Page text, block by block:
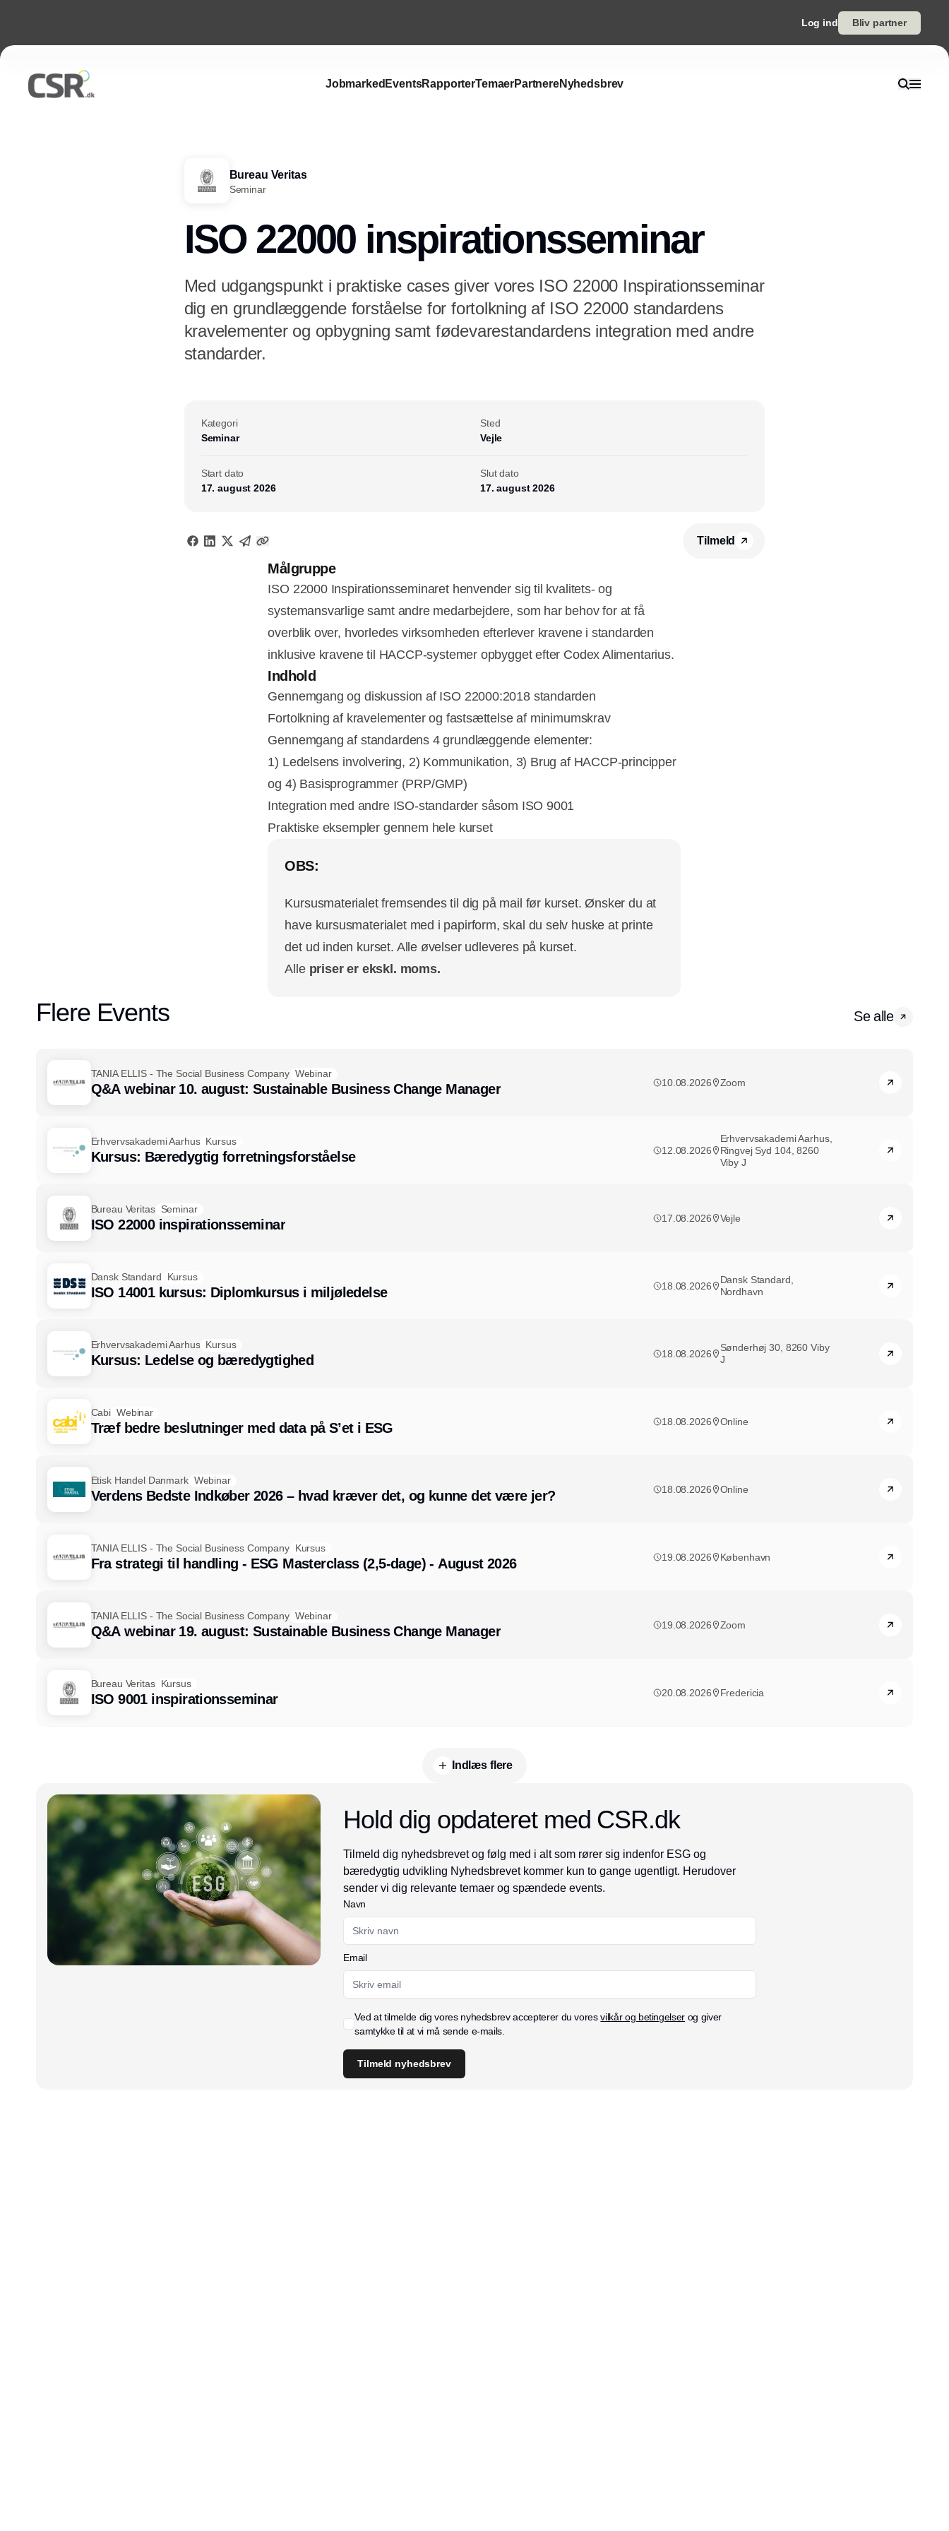
Log ind Bliv partner
Jobmarked EventsRapporterTemaerPartnereNyhedsbrev
Bureau Veritas
Seminar
ISO 22000 inspirationsseminar
Med udgangspunkt i praktiske cases giver vores ISO 22000 Inspirationsseminar
dig en grundlæggende forståelse for fortolkning af ISO 22000 standardens
kravelementer og opbygning samt fødevarestandardens integration med andre
standarder.
Kategori
Seminar
Sted
Vejle
Start dato
17. august 2026
Slut dato
17. august 2026
Tilmeld
Målgruppe
ISO 22000 Inspirationsseminaret henvender sig til kvalitets- og
systemansvarlige samt andre medarbejdere, som har behov for at få
overblik over, hvorledes virksomheden efterlever kravene i standarden
inklusive kravene til HACCP-systemer opbygget efter Codex Alimentarius.
Indhold
Gennemgang og diskussion af ISO 22000:2018 standarden
Fortolkning af kravelementer og fastsættelse af minimumskrav
Gennemgang af standardens 4 grundlæggende elementer:
1) Ledelsens involvering, 2) Kommunikation, 3) Brug af HACCP-principper
og 4) Basisprogrammer (PRP/GMP)
Integration med andre ISO-standarder såsom ISO 9001
Praktiske eksempler gennem hele kurset
OBS:
Kursusmaterialet fremsendes til dig på mail før kurset. Ønsker du at
have kursusmaterialet med i papirform, skal du selv huske at printe
det ud inden kurset. Alle øvelser udleveres på kurset.
Alle priser er ekskl. moms.
Flere Events Se alle
TANIA ELLIS - The Social Business Company Webinar
Q&A webinar 10. august: Sustainable Business Change Manager 10.08.2026 Zoom
Erhvervsakademi Aarhus Kursus
Kursus: Bæredygtig forretningsforståelse 12.08.2026
Erhvervsakademi Aarhus,
Ringvej Syd 104, 8260
Viby J
Bureau Veritas Seminar
ISO 22000 inspirationsseminar 17.08.2026 Vejle
Dansk Standard Kursus
ISO 14001 kursus: Diplomkursus i miljøledelse 18.08.2026
Dansk Standard,
Nordhavn
Erhvervsakademi Aarhus Kursus
Kursus: Ledelse og bæredygtighed 18.08.2026
Sønderhøj 30, 8260 Viby
J
Cabi Webinar
Træf bedre beslutninger med data på S’et i ESG 18.08.2026 Online
Etisk Handel Danmark Webinar
Verdens Bedste Indkøber 2026 – hvad kræver det, og kunne det være jer? 18.08.2026 Online
TANIA ELLIS - The Social Business Company Kursus
Fra strategi til handling - ESG Masterclass (2,5-dage) - August 2026 19.08.2026 København
TANIA ELLIS - The Social Business Company Webinar
Q&A webinar 19. august: Sustainable Business Change Manager 19.08.2026 Zoom
Bureau Veritas Kursus
ISO 9001 inspirationsseminar 20.08.2026 Fredericia
Indlæs flere
Hold dig opdateret med CSR.dk
Tilmeld dig nyhedsbrevet og følg med i alt som rører sig indenfor ESG og
bæredygtig udvikling Nyhedsbrevet kommer kun to gange ugentligt. Herudover
sender vi dig relevante temaer og spændede events.
Navn
Email
Ved at tilmelde dig vores nyhedsbrev accepterer du voresvilkår og betingelser og giver
samtykke til at vi må sende e-mails.
Tilmeld nyhedsbrev